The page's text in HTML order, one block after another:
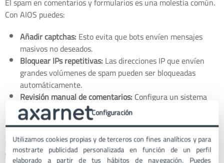
Con AIOS puedes:
Añadir captchas: Esto evita que bots envíen mensajes
masivos no deseados.
Bloquear IPs repetitivas: Las direcciones IP que envíen
grandes volúmenes de spam pueden ser bloqueadas
automáticamente.
Revisión manual de comentarios: Configura un sistema
donde los comentarios requieran aprobación antes de
publicarse.
Estas medidas mejoran la experiencia del usuario y evitan que
tu web sea penalizada en los motores de búsqueda por
Configuración
Utilizamos cookies propias y de terceros con fines analíticos y para
mostrarte publicidad personalizada en función de un perfil
elaborado a partir de tus hábitos de navegación. Puedes